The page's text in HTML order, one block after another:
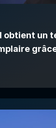
obtient un